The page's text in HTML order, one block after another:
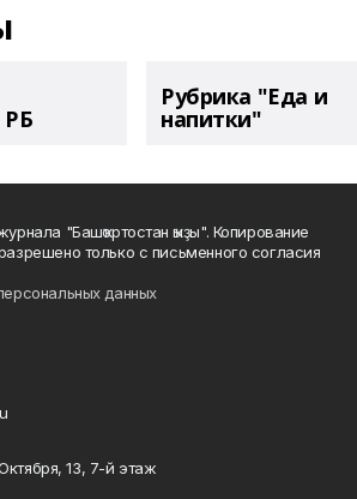
РБ
Рубрика "Еда и
напитки"
"Башҡортостан ҡыҙы". Копирование
только с письменного согласия
данных
13, 7-й этаж